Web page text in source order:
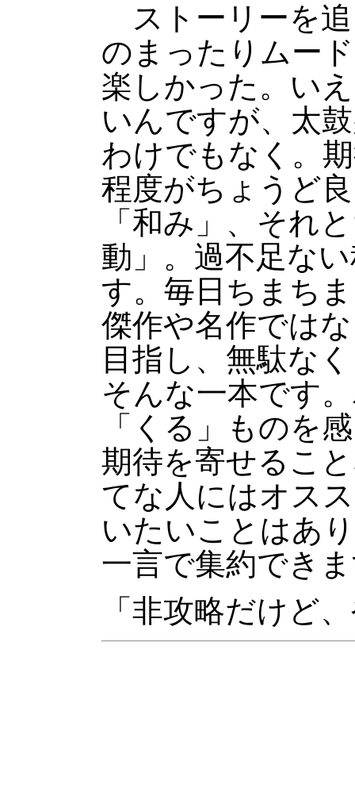
ストーリーを
のまったりムー
楽しかった。い
いんですが、太
わけでもなく。
程度がちょうど
「和み」、それ
動」。過不足な
す。毎日ちまち
傑作や名作では
目指し、無駄な
そんな一本です
「くる」ものを
期待を寄せるこ
てな人にはオス
いたいことはあ
一言で集約でき
「非攻略だけど